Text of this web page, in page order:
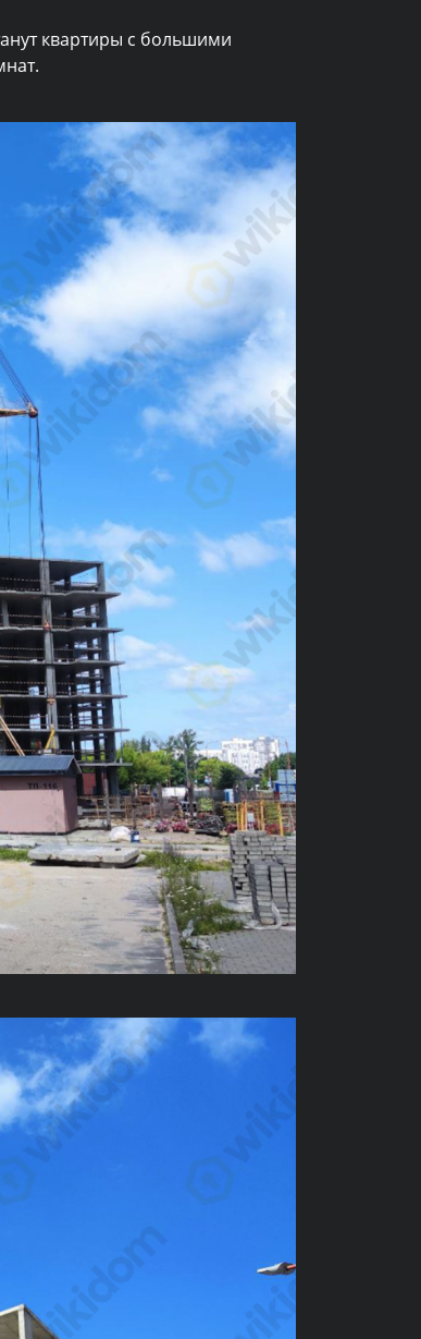
квартиры с большими